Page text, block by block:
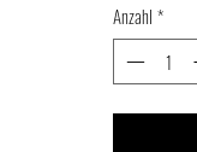
Anzahl *